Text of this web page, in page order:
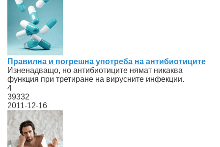
Правилна и погрешна употреба на антибиотиците
Изненадващо, но антибиотиците нямат никаква
функция при третиране на вирусните инфекции.
4
39332
2011-12-16